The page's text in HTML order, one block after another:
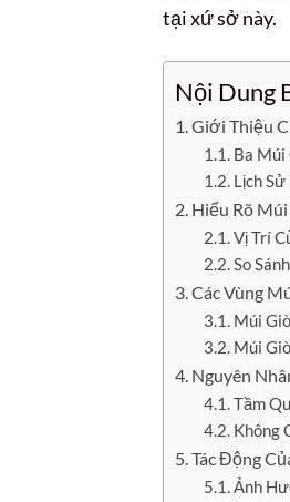
tại xứ sở này.
Nội Dung
Giới Thiệu
Ba
Lịch
Hiểu Rõ
Vị Trí
So
Các Vùng
Múi
Múi
Nguyên
Tầm
Không
Tác Động
Ảnh